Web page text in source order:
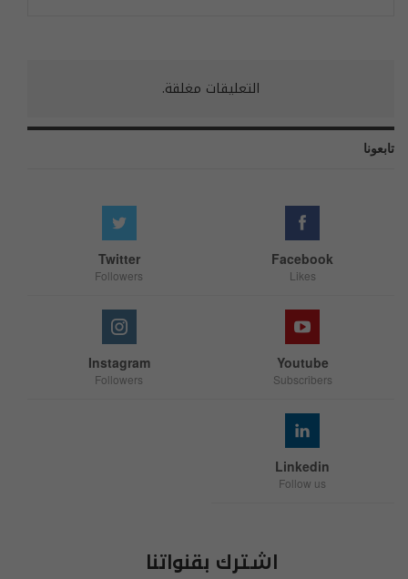
التعليقات مغلقة.
تابعونا
Facebook
Likes
Twitter
Followers
Youtube
Subscribers
Instagram
Followers
Linkedin
Follow us
اشترك بقنواتنا